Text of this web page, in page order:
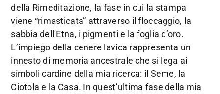
della Rimeditazione, la fase in cui la stampa
viene “rimasticata” attraverso il floccaggio, la
sabbia dell’Etna, i pigmenti e la foglia d’oro.
L’impiego della cenere lavica rappresenta un
innesto di memoria ancestrale che si lega ai
simboli cardine della mia ricerca: il Seme, la
Ciotola e la Casa. In quest’ultima fase della mia